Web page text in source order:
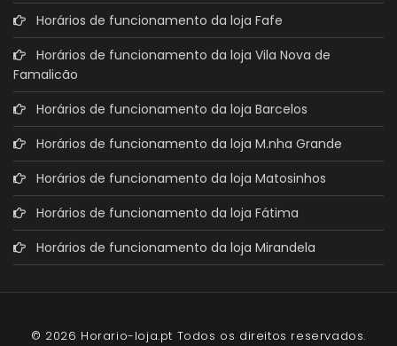
Horários de funcionamento da loja Fafe
Horários de funcionamento da loja Vila Nova de
Famalicão
Horários de funcionamento da loja Barcelos
Horários de funcionamento da loja M.nha Grande
Horários de funcionamento da loja Matosinhos
Horários de funcionamento da loja Fátima
Horários de funcionamento da loja Mirandela
© 2026 Horario-loja.pt Todos os direitos reservados.